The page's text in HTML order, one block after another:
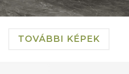
TOVÁBBI KÉPEK